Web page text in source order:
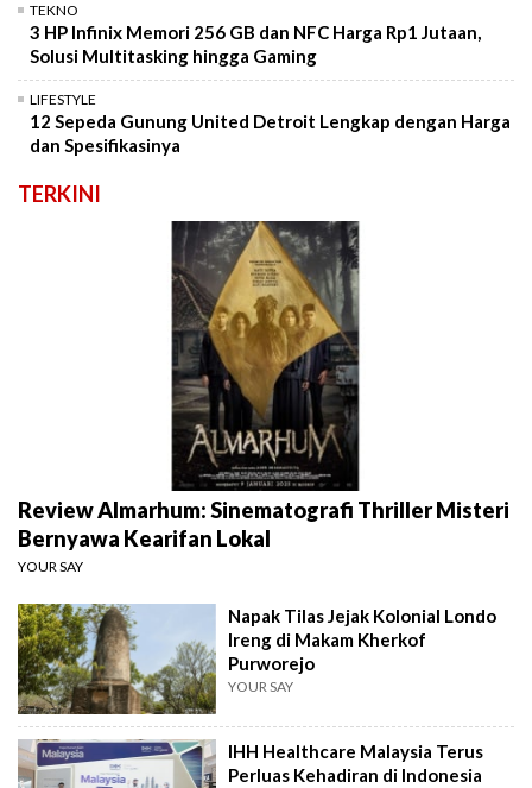
TEKNO
3 HP Infinix Memori 256 GB dan NFC Harga Rp1 Jutaan,
Solusi Multitasking hingga Gaming
LIFESTYLE
12 Sepeda Gunung United Detroit Lengkap dengan Harga
dan Spesifikasinya
TERKINI
Review Almarhum: Sinematografi Thriller Misteri
Bernyawa Kearifan Lokal
YOUR SAY
Napak Tilas Jejak Kolonial Londo
Ireng di Makam Kherkof
Purworejo
YOUR SAY
IHH Healthcare Malaysia Terus
Perluas Kehadiran di Indonesia